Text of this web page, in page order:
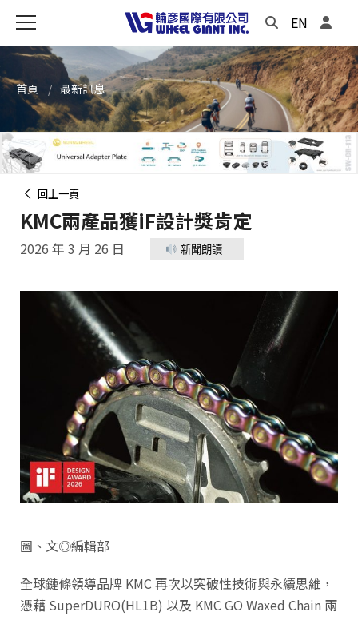
EN
首頁 最新訊息
回上一頁
KMC兩產品獲iF設計獎肯定
2026 年 3 月 26 日 新聞朗讀
圖、文◎編輯部
全球鏈條領導品牌 KMC 再次以突破性技術與永續思維，
憑藉 SuperDURO(HL1B) 以及 KMC GO Waxed Chain 兩